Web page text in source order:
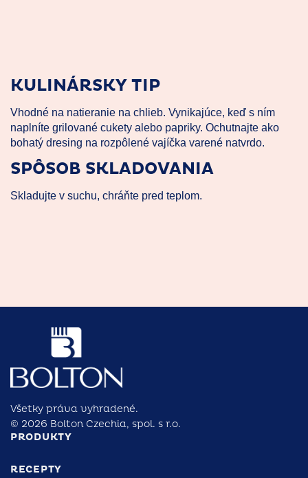
KULINÁRSKY TIP
Vhodné na natieranie na chlieb. Vynikajúce, keď s ním
naplníte grilované cukety alebo papriky. Ochutnajte ako
bohatý dresing na rozpôlené vajíčka varené natvrdo.
SPÔSOB SKLADOVANIA
Skladujte v suchu, chráňte pred teplom.
Všetky práva vyhradené.
© 2026 Bolton Czechia, spol. s r.o.
PRODUKTY
RECEPTY